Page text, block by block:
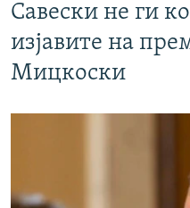
Савески не ги
изјавите на
Мицкоски